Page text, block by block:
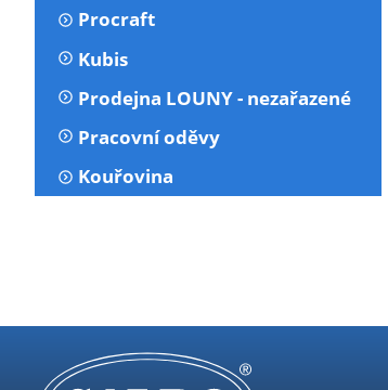
Procraft
Kubis
Prodejna LOUNY - nezařazené
Pracovní oděvy
Kouřovina